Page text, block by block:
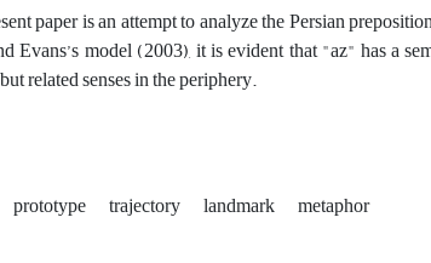
paper is an attempt to analyze the Persian
Evans’s model (2003), it is evident that "az" has a
related senses in the periphery.
prototype trajectory landmark
metaphor